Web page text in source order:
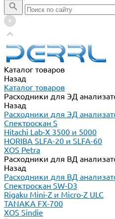
Каталог товаров
Назад
Каталог товаров
Расходники для ЭД
Назад
Расходники для ЭД
Спектроскан S
Hitachi Lab-X 3500 и 5000
HORIBA SLFA-20 и SLFA-60
XOS Petra
Расходники для ВД
Назад
Расходники для ВД
Спектроскан SW-D3
Rigaku Mini-Z и Micro-Z ULC
TANAKA FX-700
XOS Sindie